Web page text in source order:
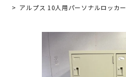
アルプス 10人用パーソナルロッカー